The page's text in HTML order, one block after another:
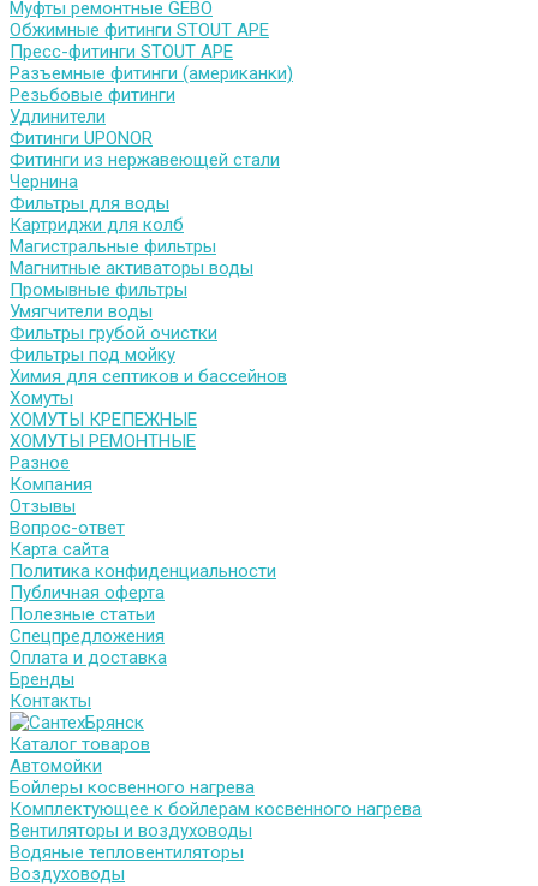
Муфты ремонтные GEBO
Обжимные фитинги STOUT APE
Пресс-фитинги STOUT APE
Разъемные фитинги (американки)
Резьбовые фитинги
Удлинители
Фитинги UPONOR
Фитинги из нержавеющей стали
Чернина
Фильтры для воды
Картриджи для колб
Магистральные фильтры
Магнитные активаторы воды
Промывные фильтры
Умягчители воды
Фильтры грубой очистки
Фильтры под мойку
Химия для септиков и бассейнов
Хомуты
ХОМУТЫ КРЕПЕЖНЫЕ
ХОМУТЫ РЕМОНТНЫЕ
Разное
Компания
Отзывы
Вопрос-ответ
Карта сайта
Политика конфиденциальности
Публичная оферта
Полезные статьи
Спецпредложения
Оплата и доставка
Бренды
Контакты
Каталог товаров
Автомойки
Бойлеры косвенного нагрева
Комплектующее к бойлерам косвенного нагрева
Вентиляторы и воздуховоды
Водяные тепловентиляторы
Воздуховоды